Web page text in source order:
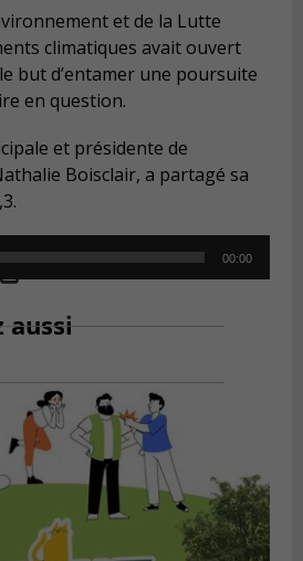
et de la Lutte
climatiques avait ouvert
but d’entamer une poursuite
en question.
et présidente de
Boisclair, a partagé sa
00:00
aussi